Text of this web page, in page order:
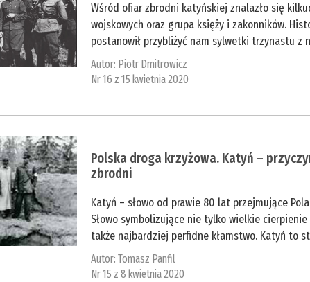
Wśród ofiar zbrodni katyńskiej znalazło się
wojskowych oraz grupa księży i zakonników.
postanowił przybliżyć nam sylwetki trzynastu z
Autor: Piotr Dmitrowicz
Nr 16 z 15 kwietnia 2020
Polska droga krzyżowa. Katyń –
zbrodni
Katyń – słowo od prawie 80 lat przejmujące
Słowo symbolizujące nie tylko wielkie
także najbardziej perfidne kłamstwo. Katyń to
Autor:Tomasz Panfil
Nr 15 z 8 kwietnia 2020